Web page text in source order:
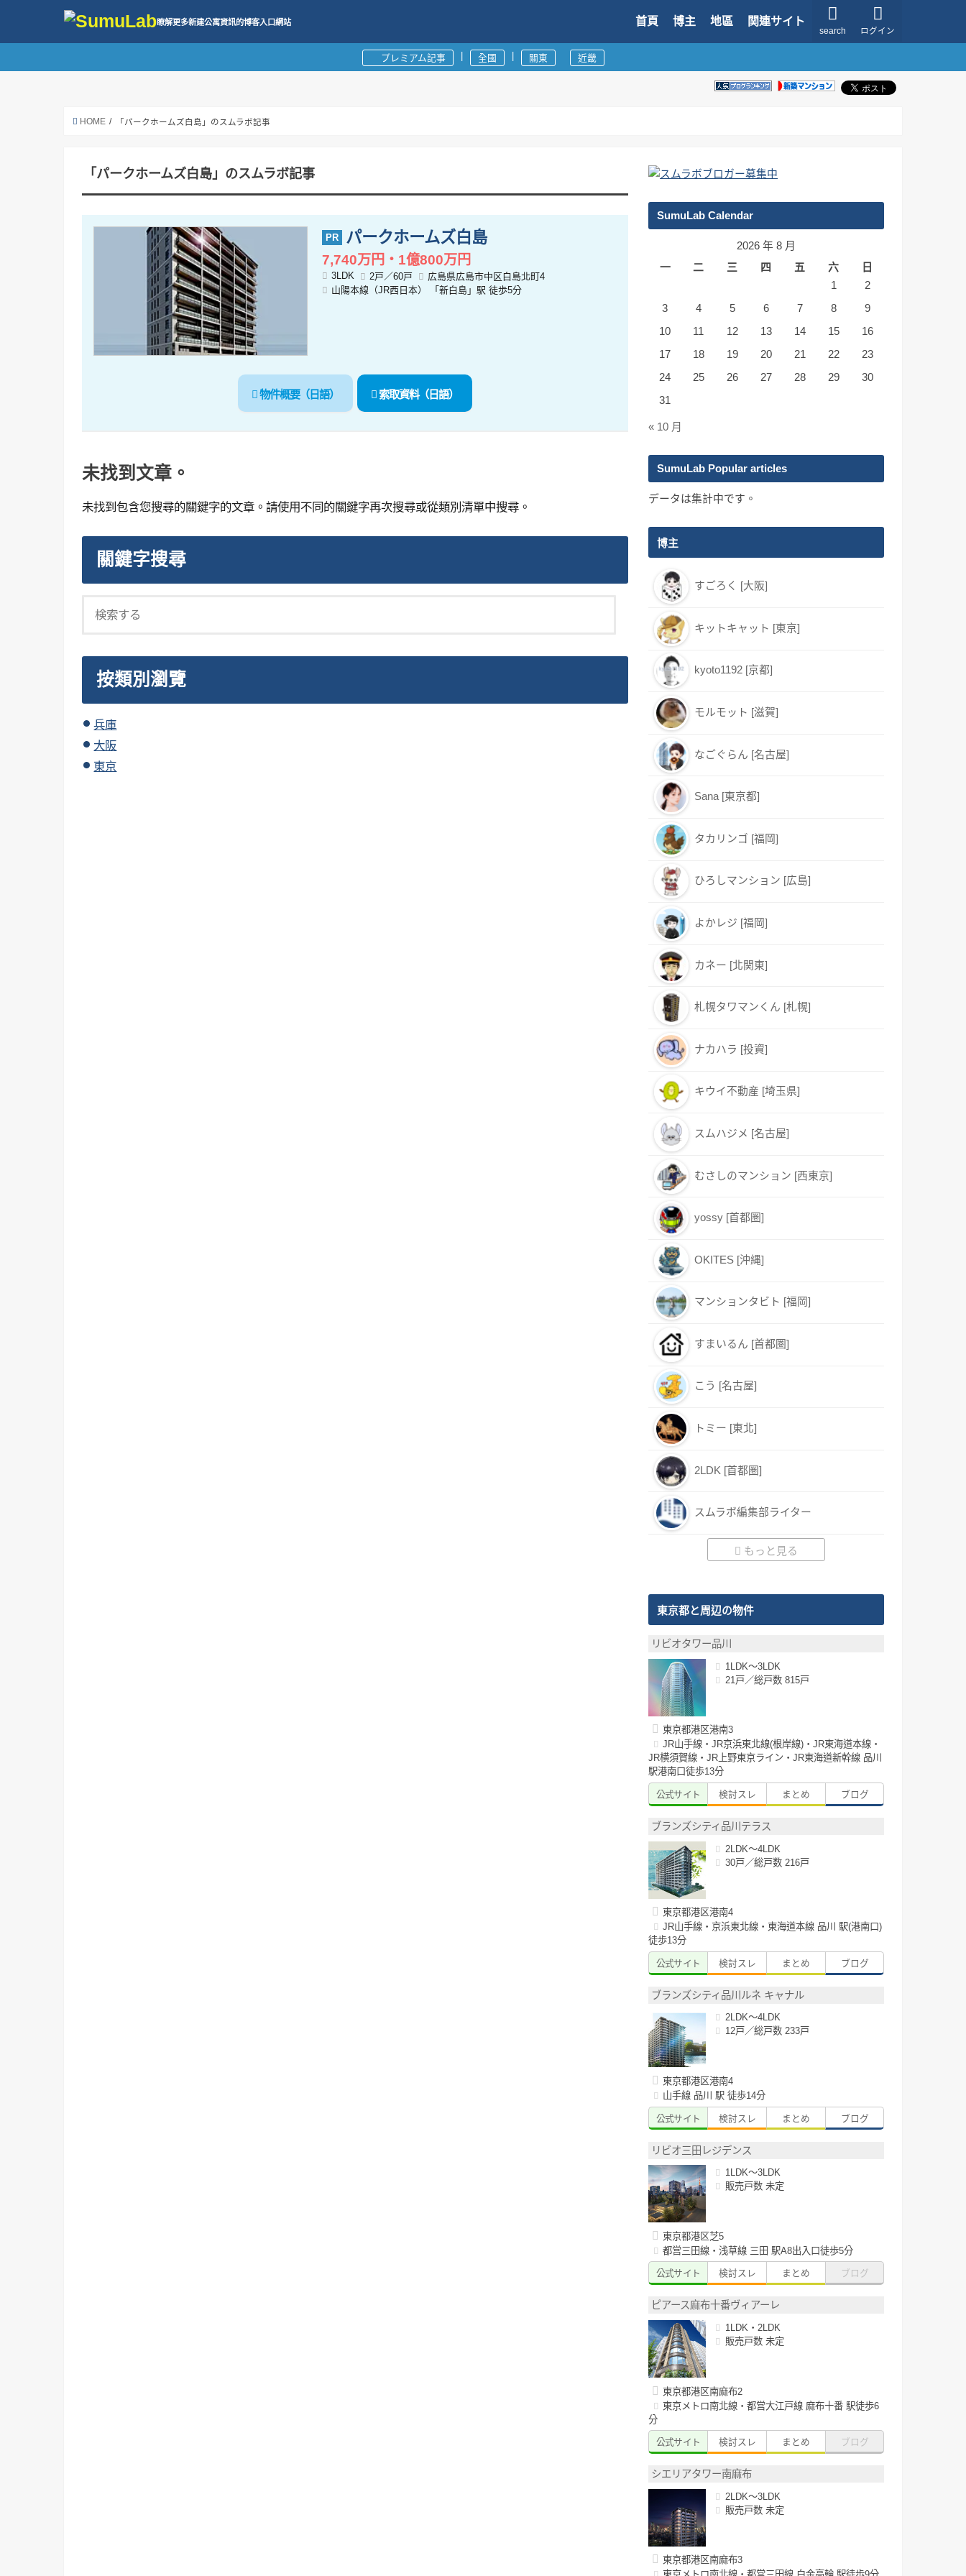
瞭解更多新建公寓資訊的博客入口網站
ログイン
search
首頁 博主 地區 関連サイト
プレミアム記事 全國 關東 近畿
HOME 「パークホームズ白島」のスムラボ記事
「パークホームズ白島」のスムラボ記事
パークホームズ白島
7,740万円・1億800万円
3LDK 2戸／60戸
広島県広島市中区白島北町4
山陽本線（JR西日本） 「新白島」駅 徒歩5分
物件概要（日語） 索取資料（日語）
未找到文章。
未找到包含您搜尋的關鍵字的文章。請使用不同的關鍵字再次搜尋或從類別清單中搜尋。
關鍵字搜尋
按類別瀏覽
兵庫
大阪
東京
SumuLab Calendar
2026 年 8 月
一
二 三 四 五 六
日
1
2
3
4 5 6 7 8
9
10
11 12 13 14 15
16
17
18 19 20 21 22
23
24
25 26 27 28 29
30
31
« 10 月
SumuLab Popular articles
データは集計中です。
博主
すごろく [大阪]
キットキャット [東京]
kyoto1192 [京都]
モルモット [滋賀]
なごぐらん [名古屋]
Sana [東京都]
タカリンゴ [福岡]
ひろしマンション [広島]
よかレジ [福岡]
カネー [北関東]
札幌タワマンくん [札幌]
ナカハラ [投資]
キウイ不動産 [埼玉県]
スムハジメ [名古屋]
むさしのマンション [西東京]
yossy [首都圏]
OKITES [沖縄]
マンションタビト [福岡]
すまいるん [首都圏]
こう [名古屋]
トミー [東北]
2LDK [首都圏]
スムラボ編集部ライター
もっと見る
東京都と周辺の物件
リビオタワー品川
1LDK～3LDK
21戸／総戸数 815戸
東京都港区港南3
JR山手線・JR京浜東北線(根岸線)・JR東海道本線・
JR横須賀線・JR上野東京ライン・JR東海道新幹線 品川
駅港南口徒歩13分
公式サイト 検討スレ まとめ ブログ
ブランズシティ品川テラス
2LDK～4LDK
30戸／総戸数 216戸
東京都港区港南4
JR山手線・京浜東北線・東海道本線 品川 駅(港南口)
徒歩13分
公式サイト 検討スレ まとめ ブログ
ブランズシティ品川ルネ キャナル
2LDK～4LDK
12戸／総戸数 233戸
東京都港区港南4
山手線 品川 駅 徒歩14分
公式サイト 検討スレ まとめ ブログ
リビオ三田レジデンス
1LDK～3LDK
販売戸数 未定
東京都港区芝5
都営三田線・浅草線 三田 駅A8出入口徒歩5分
公式サイト 検討スレ まとめ ブログ
ピアース麻布十番ヴィアーレ
1LDK・2LDK
販売戸数 未定
東京都港区南麻布2
東京メトロ南北線・都営大江戸線 麻布十番 駅徒歩6
分
公式サイト 検討スレ まとめ ブログ
シエリアタワー南麻布
2LDK～3LDK
販売戸数 未定
東京都港区南麻布3